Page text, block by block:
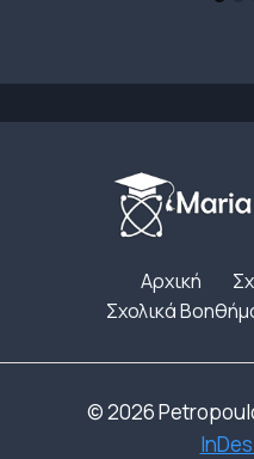
Αρχική
Σχολικά
© 2026